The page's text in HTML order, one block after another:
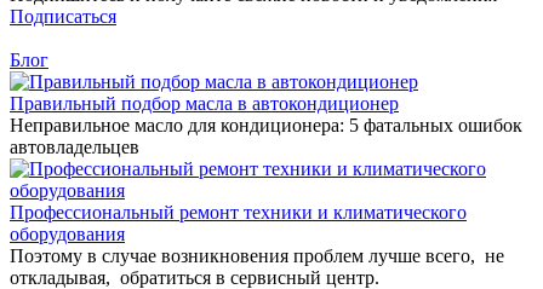
Подписаться
Блог
Правильный подбор масла в автокондиционер
Неправильное масло для кондиционера: 5 фатальных ошибок
автовладельцев
Профессиональный ремонт техники и климатического
оборудования
Поэтому в случае возникновения проблем лучше всего, не
откладывая, обратиться в сервисный центр.